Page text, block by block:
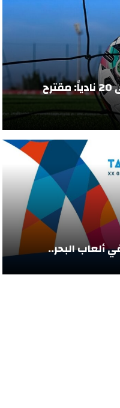
توسيع البطولة الاحترافية إلى 20 نادياً: مقترح